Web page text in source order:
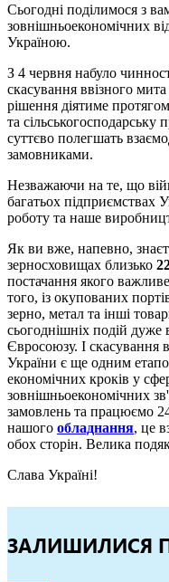
Сьогодні поділимося з
зовнішньоекономічних
Україною.
З 4 червня набуло
скасування ввізного
рішення діятиме
та
суттєво полегшать
замовниками.
Незважаючи на те, що
багатьох підприємствах
роботу та наше
Як ви вже, напевно,
зерносховищах близько
постачання якого
того, із окупованих
зерно, метал та інші
сьогоднішніх подій дуже
Євросоюзу. І скасування
України є ще одним
економічних кроків у
зовнішньоекономічних
замовлень та працюємо
нашого обладнання, це
обох сторін. Велика
Слава Україні!
ЗАЛИШИЛИСЯ